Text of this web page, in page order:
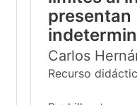
presentan
Carlos
Recurso